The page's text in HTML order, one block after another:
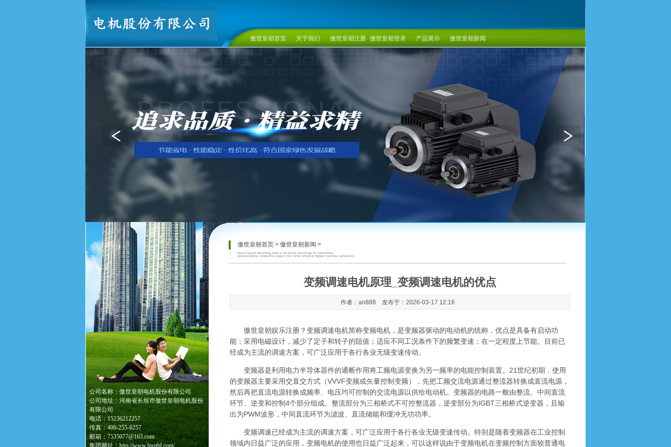
傲世皇朝首页 关于我们 傲世皇朝注册 傲世皇朝登录 产品展示 傲世皇朝新闻
公司名称：傲世皇朝电机股份有限公司
公司地址：河南省长垣市傲世皇朝电机股份
有限公司
电话：15236212257
传真：400-255-6257
邮箱：7535077@163.com
集团网址：http://www.hnztbl.com/
傲世皇朝首页 > 傲世皇朝新闻 >
变频调速电机原理_变频调速电机的优点
作者：an888 发布于：2026-03-17 12:16
傲世皇朝娱乐注册 ？变频调速电机简称变频电机，是变频器驱动的电动机的统称，优点是具备有启动功
能；采用电磁设计，减少了定子和转子的阻值；适应不同工况条件下的频繁变速；在一定程度上节能。目前已
经成为主流的调速方案，可广泛应用于各行各业无级变速传动。
变频器是利用电力半导体器件的通断作用将工频电源变换为另一频率的电能控制装置。21世纪初期，使用
的变频器主要采用交直交方式（VVVF变频或矢量控制变频），先把工频交流电源通过整流器转换成直流电源，
然后再把直流电源转换成频率、电压均可控制的交流电源以供给电动机。变频器的电路一般由整流、中间直流
环节、逆变和控制4个部分组成。整流部分为三相桥式不可控整流器，逆变部分为IGBT三相桥式逆变器，且输
出为PWM波形，中间直流环节为滤波、直流储能和缓冲无功功率。
变频调速已经成为主流的调速方案，可广泛应用于各行各业无级变速传动。特别是随着变频器在工业控制
领域内日益广泛的应用，变频电机的使用也日益广泛起来，可以这样说由于变频电机在变频控制方面较普通电